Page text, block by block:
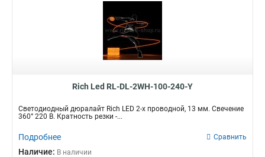
Rich Led RL-DL-2WH-100-240-Y
Светодиодный дюралайт Rich LED 2-х проводной, 13 мм. Свечение
360° 220 В. Кратность резки -...
Подробнее Сравнить
Наличие: В наличии